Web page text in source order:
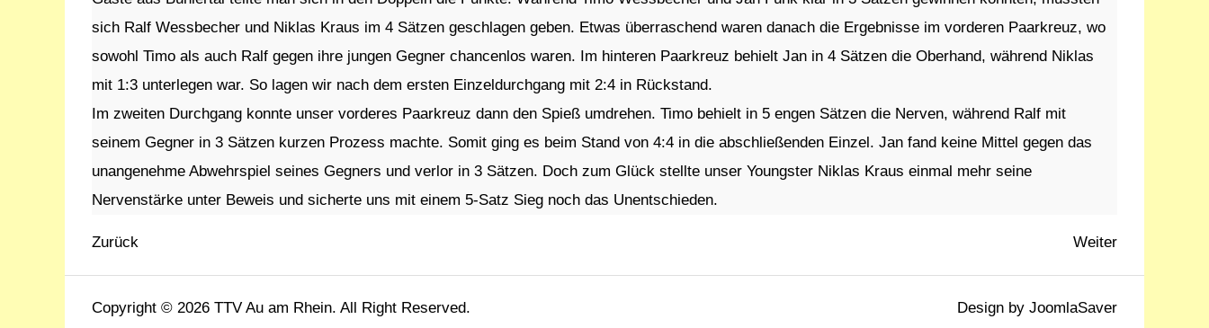
sich Ralf Wessbecher und Niklas Kraus im 4 Sätzen geschlagen geben. Etwas überraschend waren danach die Ergebnisse im vorderen Paarkreuz, wo
sowohl Timo als auch Ralf gegen ihre jungen Gegner chancenlos waren. Im hinteren Paarkreuz behielt Jan in 4 Sätzen die Oberhand, während Niklas
mit 1:3 unterlegen war. So lagen wir nach dem ersten Einzeldurchgang mit 2:4 in Rückstand.
Im zweiten Durchgang konnte unser vorderes Paarkreuz dann den Spieß umdrehen. Timo behielt in 5 engen Sätzen die Nerven, während Ralf mit
seinem Gegner in 3 Sätzen kurzen Prozess machte. Somit ging es beim Stand von 4:4 in die abschließenden Einzel. Jan fand keine Mittel gegen das
unangenehme Abwehrspiel seines Gegners und verlor in 3 Sätzen. Doch zum Glück stellte unser Youngster Niklas Kraus einmal mehr seine
Nervenstärke unter Beweis und sicherte uns mit einem 5-Satz Sieg noch das Unentschieden.
Zurück Weiter
Copyright © 2026 TTV Au am Rhein. All Right Reserved. Design by JoomlaSaver